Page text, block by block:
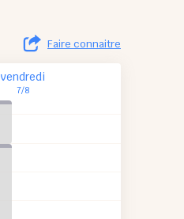
Faire connaitre
vendredi
7/8